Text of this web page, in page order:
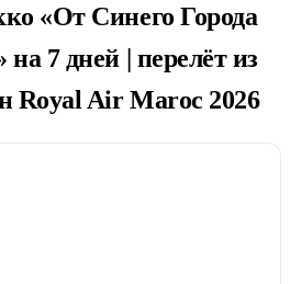
«От Синего Города
7 дней | перелёт из
Air Maroc 2026